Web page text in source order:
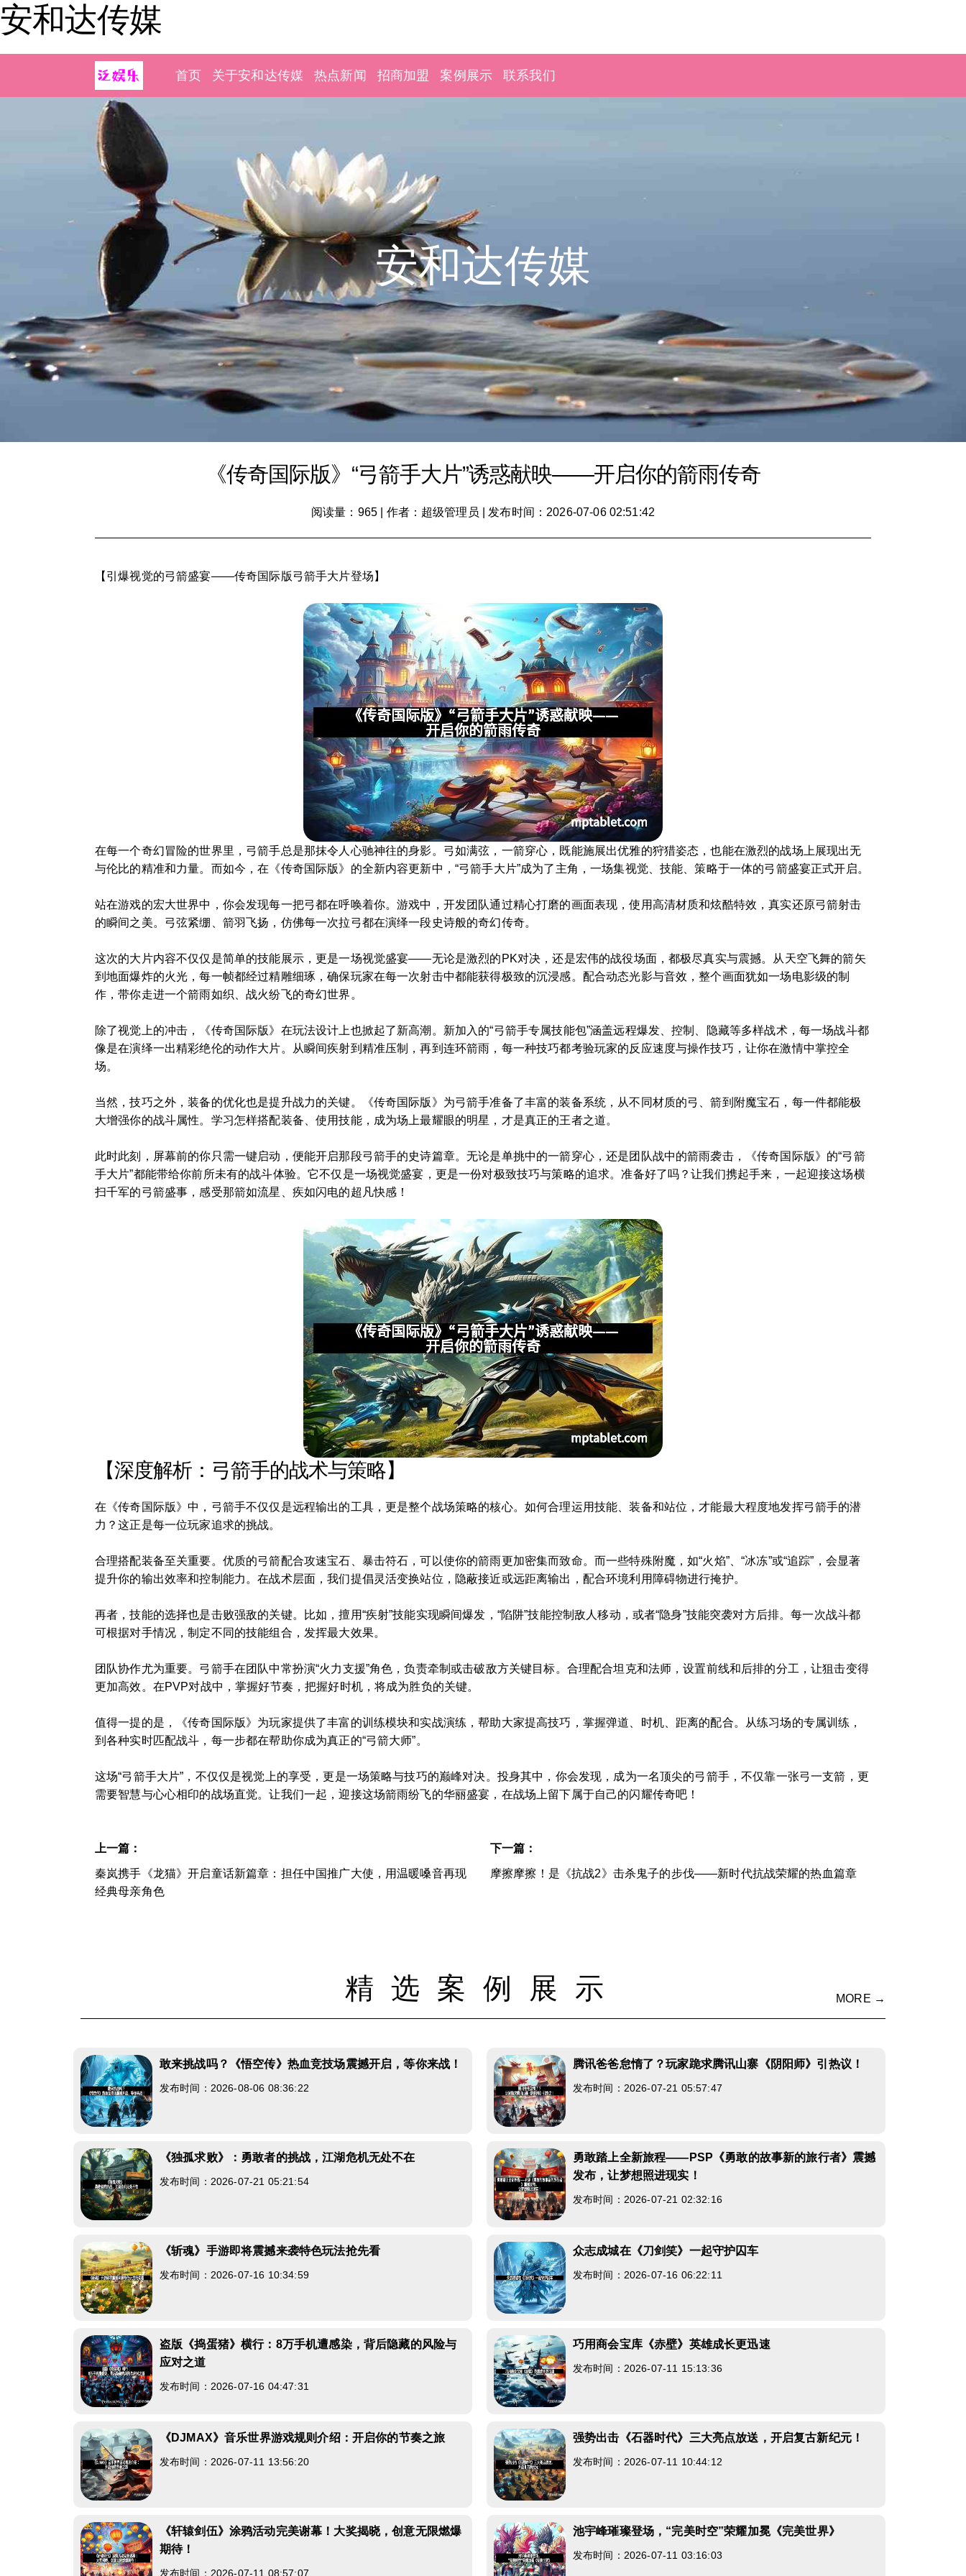
安和达传媒
首页 关于安和达传媒 热点新闻 招商加盟 案例展示 联系我们
安和达传媒
《传奇国际版》“弓箭手大片”诱惑献映——开启你的箭雨传奇
阅读量：965 作者：超级管理员 发布时间：2026-07-06 02:51:42
【引爆视觉的弓箭盛宴——传奇国际版弓箭手大片登场】
在每一个奇幻冒险的世界里，弓箭手总是那抹令人心驰神往的身影。弓如满弦，一箭穿心，既能施展出优雅的狩猎姿态，也能在激烈的战场上展现出无
与伦比的精准和力量。而如今，在《传奇国际版》的全新内容更新中，“弓箭手大片”成为了主角，一场集视觉、技能、策略于一体的弓箭盛宴正式开启。
站在游戏的宏大世界中，你会发现每一把弓都在呼唤着你。游戏中，开发团队通过精心打磨的画面表现，使用高清材质和炫酷特效，真实还原弓箭射击
的瞬间之美。弓弦紧绷、箭羽飞扬，仿佛每一次拉弓都在演绎一段史诗般的奇幻传奇。
这次的大片内容不仅仅是简单的技能展示，更是一场视觉盛宴——无论是激烈的PK对决，还是宏伟的战役场面，都极尽真实与震撼。从天空飞舞的箭矢
到地面爆炸的火光，每一帧都经过精雕细琢，确保玩家在每一次射击中都能获得极致的沉浸感。配合动态光影与音效，整个画面犹如一场电影级的制
作，带你走进一个箭雨如织、战火纷飞的奇幻世界。
除了视觉上的冲击，《传奇国际版》在玩法设计上也掀起了新高潮。新加入的“弓箭手专属技能包”涵盖远程爆发、控制、隐藏等多样战术，每一场战斗都
像是在演绎一出精彩绝伦的动作大片。从瞬间疾射到精准压制，再到连环箭雨，每一种技巧都考验玩家的反应速度与操作技巧，让你在激情中掌控全
场。
当然，技巧之外，装备的优化也是提升战力的关键。《传奇国际版》为弓箭手准备了丰富的装备系统，从不同材质的弓、箭到附魔宝石，每一件都能极
大增强你的战斗属性。学习怎样搭配装备、使用技能，成为场上最耀眼的明星，才是真正的王者之道。
此时此刻，屏幕前的你只需一键启动，便能开启那段弓箭手的史诗篇章。无论是单挑中的一箭穿心，还是团队战中的箭雨袭击，《传奇国际版》的“弓箭
手大片”都能带给你前所未有的战斗体验。它不仅是一场视觉盛宴，更是一份对极致技巧与策略的追求。准备好了吗？让我们携起手来，一起迎接这场横
扫千军的弓箭盛事，感受那箭如流星、疾如闪电的超凡快感！
【深度解析：弓箭手的战术与策略】
在《传奇国际版》中，弓箭手不仅仅是远程输出的工具，更是整个战场策略的核心。如何合理运用技能、装备和站位，才能最大程度地发挥弓箭手的潜
力？这正是每一位玩家追求的挑战。
合理搭配装备至关重要。优质的弓箭配合攻速宝石、暴击符石，可以使你的箭雨更加密集而致命。而一些特殊附魔，如“火焰”、“冰冻”或“追踪”，会显著
提升你的输出效率和控制能力。在战术层面，我们提倡灵活变换站位，隐蔽接近或远距离输出，配合环境利用障碍物进行掩护。
再者，技能的选择也是击败强敌的关键。比如，擅用“疾射”技能实现瞬间爆发，“陷阱”技能控制敌人移动，或者“隐身”技能突袭对方后排。每一次战斗都
可根据对手情况，制定不同的技能组合，发挥最大效果。
团队协作尤为重要。弓箭手在团队中常扮演“火力支援”角色，负责牵制或击破敌方关键目标。合理配合坦克和法师，设置前线和后排的分工，让狙击变得
更加高效。在PVP对战中，掌握好节奏，把握好时机，将成为胜负的关键。
值得一提的是，《传奇国际版》为玩家提供了丰富的训练模块和实战演练，帮助大家提高技巧，掌握弹道、时机、距离的配合。从练习场的专属训练，
到各种实时匹配战斗，每一步都在帮助你成为真正的“弓箭大师”。
这场“弓箭手大片”，不仅仅是视觉上的享受，更是一场策略与技巧的巅峰对决。投身其中，你会发现，成为一名顶尖的弓箭手，不仅靠一张弓一支箭，更
需要智慧与心心相印的战场直觉。让我们一起，迎接这场箭雨纷飞的华丽盛宴，在战场上留下属于自己的闪耀传奇吧！
上一篇：
秦岚携手《龙猫》开启童话新篇章：担任中国推广大使，用温暖嗓音再现
经典母亲角色
下一篇：
摩擦摩擦！是《抗战2》击杀鬼子的步伐——新时代抗战荣耀的热血篇章
精选案例展示 MORE →
敢来挑战吗？《悟空传》热血竞技场震撼开启，等你来战！
发布时间：2026-08-06 08:36:22
腾讯爸爸怠惰了？玩家跪求腾讯山寨《阴阳师》引热议！
发布时间：2026-07-21 05:57:47
《独孤求败》：勇敢者的挑战，江湖危机无处不在
发布时间：2026-07-21 05:21:54
勇敢踏上全新旅程——PSP《勇敢的故事新的旅行者》震撼
发布，让梦想照进现实！
发布时间：2026-07-21 02:32:16
《斩魂》手游即将震撼来袭特色玩法抢先看
发布时间：2026-07-16 10:34:59
众志成城在《刀剑笑》一起守护囚车
发布时间：2026-07-16 06:22:11
盗版《捣蛋猪》横行：8万手机遭感染，背后隐藏的风险与
应对之道
发布时间：2026-07-16 04:47:31
巧用商会宝库《赤壁》英雄成长更迅速
发布时间：2026-07-11 15:13:36
《DJMAX》音乐世界游戏规则介绍：开启你的节奏之旅
发布时间：2026-07-11 13:56:20
强势出击《石器时代》三大亮点放送，开启复古新纪元！
发布时间：2026-07-11 10:44:12
《轩辕剑伍》涂鸦活动完美谢幕！大奖揭晓，创意无限燃爆
期待！
发布时间：2026-07-11 08:57:07
池宇峰璀璨登场，“完美时空”荣耀加冕《完美世界》
发布时间：2026-07-11 03:16:03